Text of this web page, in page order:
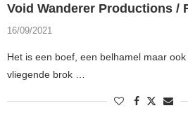
Void Wanderer Productions /
16/09/2021
Het is een boef, een belhamel maar
vliegende brok …